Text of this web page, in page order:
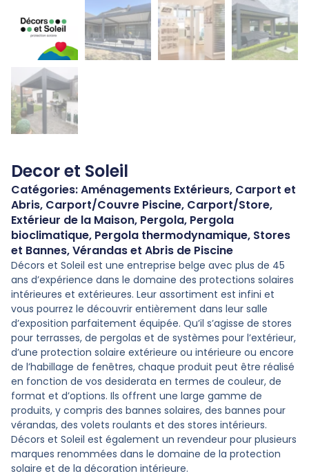
Decor et Soleil
Catégories:Aménagements Extérieurs, Carport et
Abris, Carport/Couvre Piscine, Carport/Store,
Extérieur de la Maison, Pergola, Pergola
bioclimatique, Pergola thermodynamique, Stores
et Bannes,Vérandas et Abris de Piscine
Décors et Soleil est une entreprise belge avec plus de 45
ans d’expérience dans le domaine des protections solaires
intérieures et extérieures. Leur assortiment est infini et
vous pourrez le découvrir entièrement dans leur salle
d’exposition parfaitement équipée. Qu’il s’agisse de stores
pour terrasses, de pergolas et de systèmes pour l’extérieur,
d’une protection solaire extérieure ou intérieure ou encore
de l’habillage de fenêtres, chaque produit peut être réalisé
en fonction de vos desiderata en termes de couleur, de
format et d’options. Ils offrent une large gamme de
produits, y compris des bannes solaires, des bannes pour
vérandas, des volets roulants et des stores intérieurs.
Décors et Soleil est également un revendeur pour plusieurs
marques renommées dans le domaine de la protection
solaire et de la décoration intérieure.